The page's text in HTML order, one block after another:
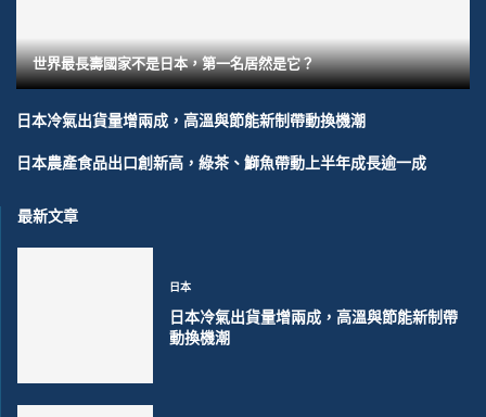
世界最長壽國家不是日本，第一名居然是它？
日本冷氣出貨量增兩成，高溫與節能新制帶動換機潮
日本農產食品出口創新高，綠茶、鰤魚帶動上半年成長逾一成
最新文章
日本
日本冷氣出貨量增兩成，高溫與節能新制帶
動換機潮